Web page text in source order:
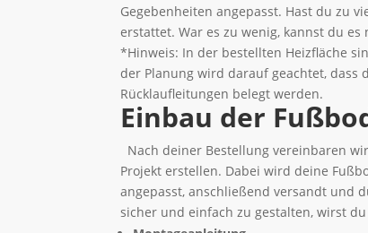
Gegebenheiten angepasst. Hast du zu
erstattet. War es zu wenig, kannst du
*Hinweis: In der bestellten Heizfläche
der Planung wird darauf geachtet, dass
Rücklaufleitungen belegt werden.
Einbau der
Nach deiner Bestellung vereinbaren
Projekt erstellen. Dabei wird deine
angepasst, anschließend versandt und
sicher und einfach zu gestalten, wirst